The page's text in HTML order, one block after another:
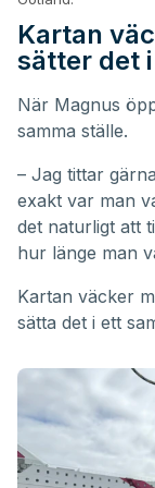
Kartan
sätter det
När Magnus
samma ställe.
– Jag tittar
exakt var man
det naturligt att
hur länge man
Kartan väcker
sätta det i ett